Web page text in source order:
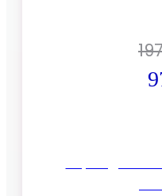
Ja, Angebot